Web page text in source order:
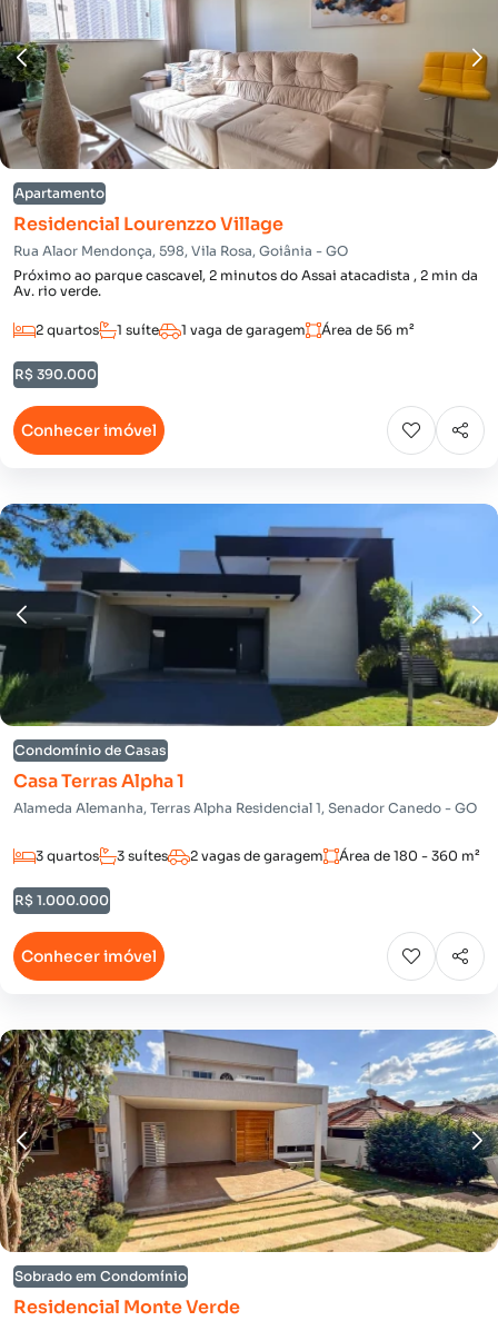
Apartamento
Residencial Lourenzzo Village
Rua Alaor Mendonça, 598, Vila Rosa, Goiânia - GO
Próximo ao parque cascavel, 2 minutos do Assai atacadista , 2 min da
Av. rio verde.
2 quartos 1 suíte 1 vaga de garagem Área de 56 m²
R$ 390.000
Conhecer imóvel
Condomínio de Casas
Casa Terras Alpha 1
Alameda Alemanha, Terras Alpha Residencial 1, Senador Canedo - GO
3 quartos 3 suítes 2 vagas de garagem Área de 180 - 360 m²
R$ 1.000.000
Conhecer imóvel
Sobrado em Condomínio
Residencial Monte Verde